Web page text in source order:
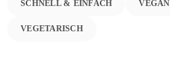
SCHNELL & EINFACH VEGAN
VEGETARISCH